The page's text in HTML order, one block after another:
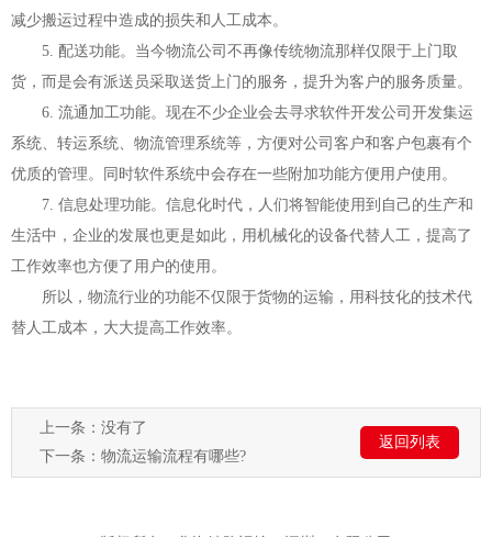
减少搬运过程中造成的损失和人工成本。
5. 配送功能。当今物流公司不再像传统物流那样仅限于上门取
货，而是会有派送员采取送货上门的服务，提升为客户的服务质量。
6. 流通加工功能。现在不少企业会去寻求软件开发公司开发集运
系统、转运系统、物流管理系统等，方便对公司客户和客户包裹有个
优质的管理。同时软件系统中会存在一些附加功能方便用户使用。
7. 信息处理功能。信息化时代，人们将智能使用到自己的生产和
生活中，企业的发展也更是如此，用机械化的设备代替人工，提高了
工作效率也方便了用户的使用。
所以，物流行业的功能不仅限于货物的运输，用科技化的技术代
替人工成本，大大提高工作效率。
上一条：没有了
下一条： 物流运输流程有哪些?
返回列表